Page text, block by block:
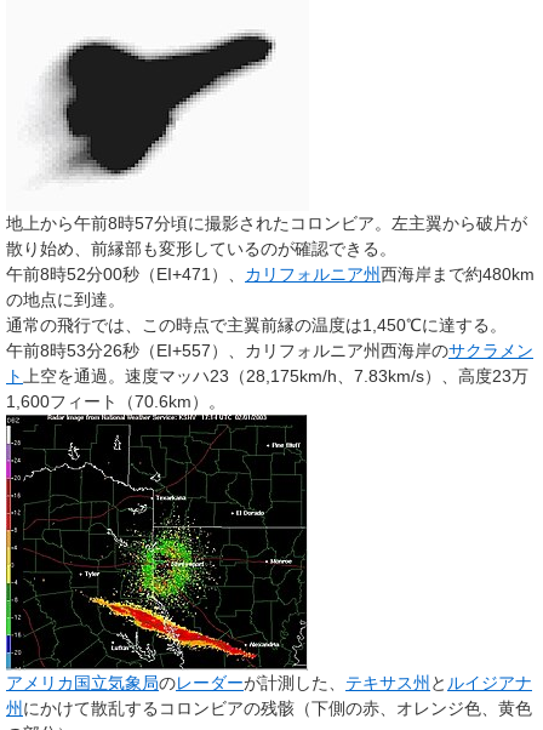
地上から午前8時57分頃に撮影されたコロンビア。左主翼から破片が
散り始め、前縁部も変形しているのが確認できる。
午前8時52分00秒（EI+471）、 カリフォルニア州西海岸まで約480km
の地点に到達。
通常の飛行では、この時点で主翼前縁の温度は1,450℃に達する。
午前8時53分26秒（EI+557）、カリフォルニア州西海岸のサクラメン
ト上空を通過。速度マッハ23（28,175km/h、7.83km/s）、高度23万
1,600フィート（70.6km）。
アメリカ国立気象局のレーダーが計測した、 テキサス州 と ルイジアナ
州 にかけて散乱するコロンビアの残骸（下側の赤、オレンジ色、黄色